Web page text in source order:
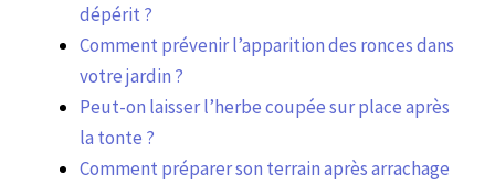
dépérit ?
Comment prévenir l’apparition des ronces dans
votre jardin ?
Peut-on laisser l’herbe coupée sur place après
la tonte ?
Comment préparer son terrain après arrachage